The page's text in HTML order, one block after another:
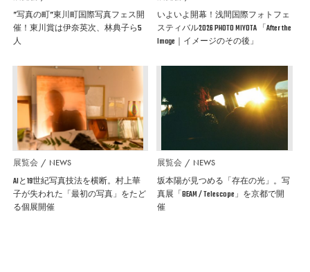
”写真の町”東川町国際写真フェス開
催！東川賞は伊奈英次、林典子ら5
人
いよいよ開幕！浅間国際フォトフェ
スティバル2026 PHOTO MIYOTA 「After the
Image｜イメージのその後」
展覧会 NEWS
AIと19世紀写真技法を横断。村上華
子が失われた「最初の写真」をたど
る個展開催
展覧会 NEWS
坂本陽が見つめる「存在の光」。写
真展「BEAM / Telescope」を京都で開
催